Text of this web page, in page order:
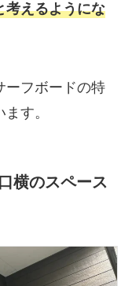
考えるようにな
ーフボードの特
す。
横のスペース